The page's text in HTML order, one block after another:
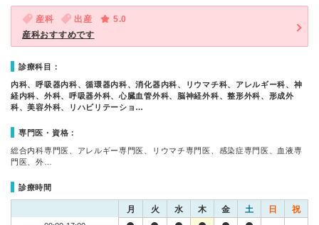
産科 出産
5.0
産科おすすめです
診療科目：
内科、呼吸器内科、循環器内科、消化器内科、リウマチ科、アレルギー科、神
経内科、外科、呼吸器外科、心臓血管外科、脳神経外科、整形外科、形成外
科、美容外科、リハビリテーショ…
専門医・資格：
総合内科専門医、アレルギー専門医、リウマチ専門医、感染症専門医、血液専
門医、外…
診療時間
月 火 水 木 金 土 日 祝